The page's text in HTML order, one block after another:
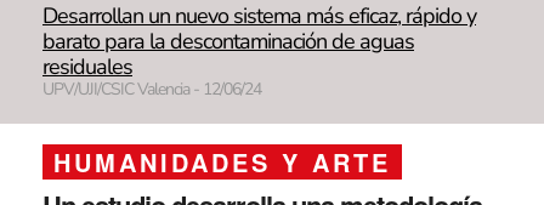
Desarrollan un nuevo sistema más eficaz, rápido y
barato para la descontaminación de aguas
residuales
UPV/UJI/CSIC Valencia - 12/06/24
HUMANIDADES Y ARTE